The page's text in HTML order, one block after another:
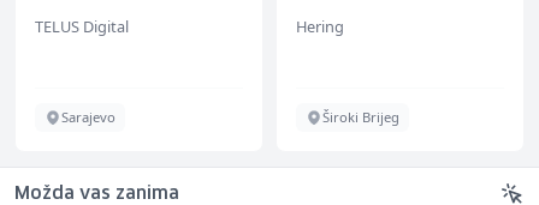
renommiertes
TELUS Digital
Sarajevo
Hering
Široki Brijeg
Možda vas zanima